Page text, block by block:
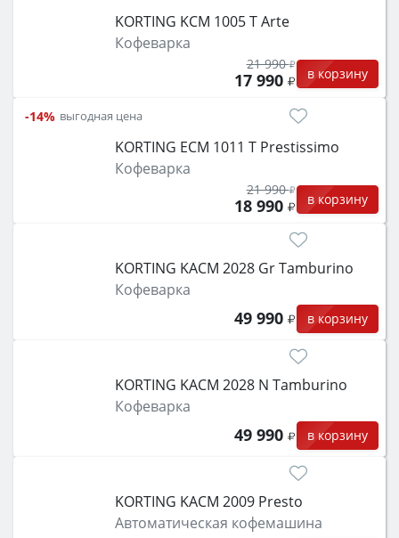
KORTING KCM 1005 T Arte
Кофеварка
21 990
17 990 в корзину
-14% выгодная цена
KORTING ECM 1011 T Prestissimo
Кофеварка
21 990
18 990 в корзину
KORTING KACM 2028 Gr Tamburino
Кофеварка
49 990 в корзину
KORTING KACM 2028 N Tamburino
Кофеварка
49 990 в корзину
KORTING KACM 2009 Presto
Автоматическая кофемашина